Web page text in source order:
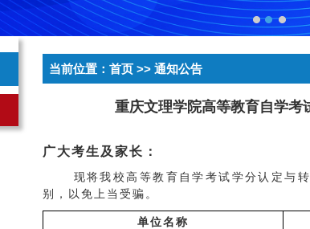
当前位置： 首页 >> 通知公告
重庆文理学院高等教育自学考
广大考生及家长：
现将我校高等教育自学考试学分认定与
别，以免上当受骗。
单位名称